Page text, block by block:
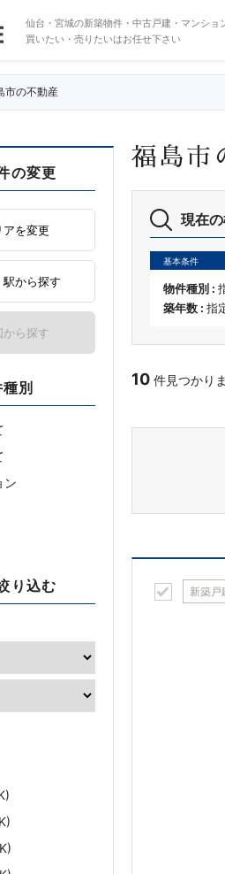
仙台・宮城の新築物件・中古戸建・マンショ
買いたい・売りたいはお任せ下さい
市の不動産
の変更
アを変更
駅から探す
から探す
別
ン
り込む
福島市
現在
基本条件
物件種別 :
築年数 : 指
10 件見つかり
新築戸